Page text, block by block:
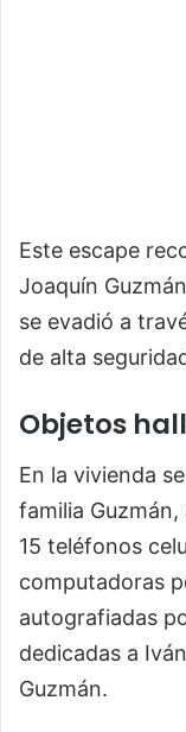
Este escape
Joaquín
se evadió a
de alta
Objetos
En la vivienda
familia
15 teléfonos
computadoras
autografiadas
dedicadas a
Guzmán.